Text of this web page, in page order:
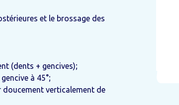
et le brossage des
(dents + gencives);
à 45°;
doucement verticalement de